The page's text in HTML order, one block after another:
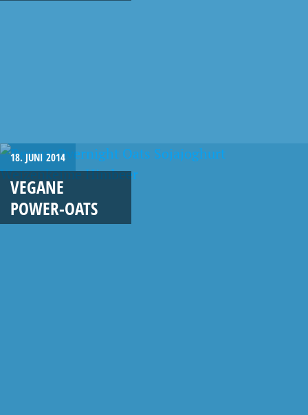
18. JUNI 2014
VEGANE
POWER-OATS